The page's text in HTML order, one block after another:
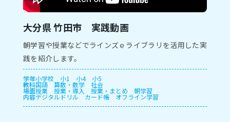
大分県 竹田市 実践動画
朝学習や授業などでラインズｅライブラリを活用した実
践を紹介します。
学年小学校 小1 小4 小5
教科国語 算数・数学 社会
場面授業 授業・導入 授業・まとめ 朝学習
内容デジタルドリル カード帳 オフライン学習